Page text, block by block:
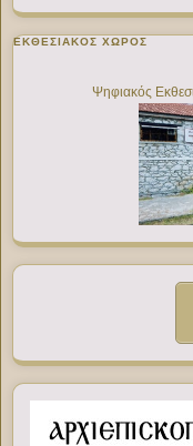
ΕΚΘΕΣΙΑΚΌΣ ΧΏΡΟΣ
Ψηφιακός